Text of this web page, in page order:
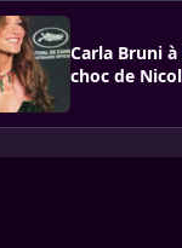
Carla Bruni
choc de